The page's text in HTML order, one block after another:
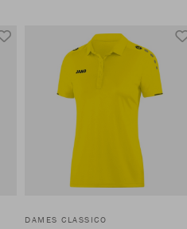
DAMES CLASSICO